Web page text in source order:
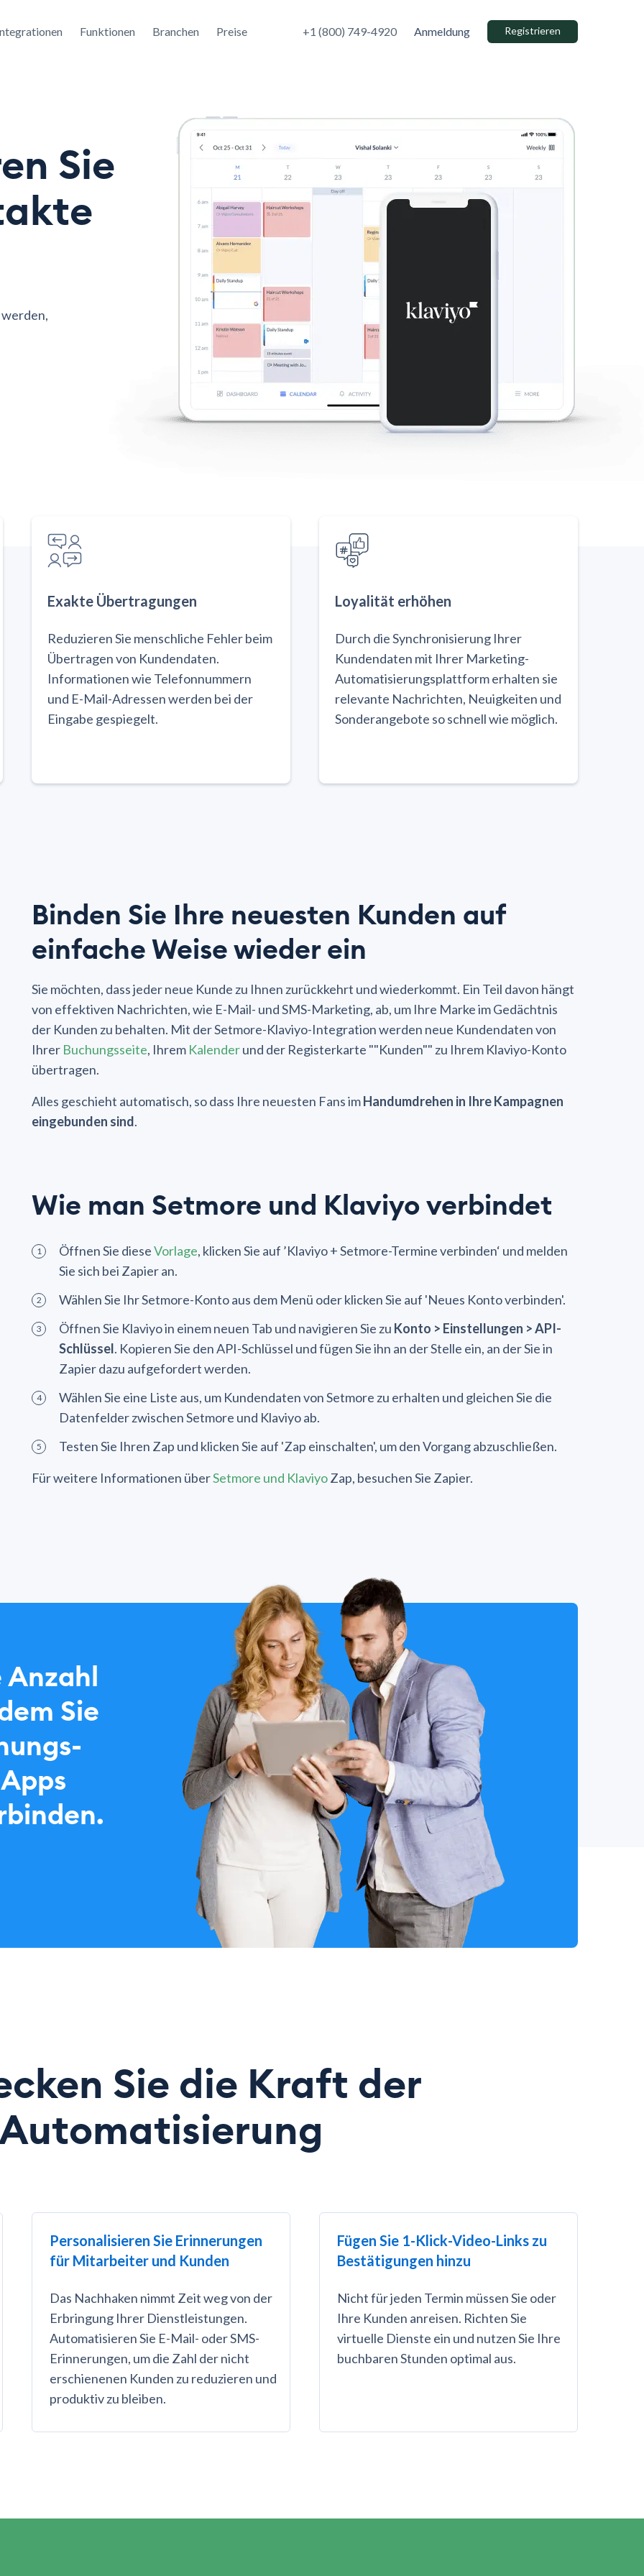
Funktionen Branchen Preise +1 (800) 749-4920 Anmeldung Registrieren
Sie
Exakte Übertragungen
Reduzieren Sie menschliche Fehler beim
Übertragen von Kundendaten.
Informationen wie Telefonnummern
und E-Mail-Adressen werden bei der
Eingabe gespiegelt.
Loyalität erhöhen
Durch die Synchronisierung Ihrer
Kundendaten mit Ihrer Marketing-
Automatisierungsplattform erhalten sie
relevante Nachrichten, Neuigkeiten und
Sonderangebote so schnell wie möglich.
Binden Sie Ihre neuesten Kunden auf
einfache Weise wieder ein
Sie möchten, dass jeder neue Kunde zu Ihnen zurückkehrt und wiederkommt. Ein Teil davon hängt
von effektiven Nachrichten, wie E-Mail- und SMS-Marketing, ab, um Ihre Marke im Gedächtnis
der Kunden zu behalten. Mit der Setmore-Klaviyo-Integration werden neue Kundendaten von
Ihrer Buchungsseite, Ihrem Kalenderund der Registerkarte ""Kunden"" zu Ihrem Klaviyo-Konto
übertragen.
Alles geschieht automatisch, so dass Ihre neuesten Fans imHandumdrehen in Ihre Kampagnen
eingebunden sind.
Wie man Setmore und Klaviyo verbindet
Öffnen Sie dieseVorlage, klicken Sie auf ’Klaviyo + Setmore-Termine verbinden‘ und melden
Sie sich bei Zapier an.
Wählen Sie Ihr Setmore-Konto aus dem Menü oder klicken Sie auf 'Neues Konto verbinden'.
Öffnen Sie Klaviyo in einem neuen Tab und navigieren Sie zu Konto > Einstellungen > API-
Schlüssel. Kopieren Sie den API-Schlüssel und fügen Sie ihn an der Stelle ein, an der Sie in
Zapier dazu aufgefordert werden.
Wählen Sie eine Liste aus, um Kundendaten von Setmore zu erhalten und gleichen Sie die
Datenfelder zwischen Setmore und Klaviyo ab.
Testen Sie Ihren Zap und klicken Sie auf 'Zap einschalten', um den Vorgang abzuschließen.
Für weitere Informationen überSetmore und KlaviyoZap, besuchen Sie Zapier.
Sie
Sie die Kraft der
Personalisieren Sie Erinnerungen
für Mitarbeiter und Kunden
Das Nachhaken nimmt Zeit weg von der
Erbringung Ihrer Dienstleistungen.
Automatisieren Sie E-Mail- oder SMS-
Erinnerungen, um die Zahl der nicht
erschienenen Kunden zu reduzieren und
produktiv zu bleiben.
Fügen Sie 1-Klick-Video-Links zu
Bestätigungen hinzu
Nicht für jeden Termin müssen Sie oder
Ihre Kunden anreisen. Richten Sie
virtuelle Dienste ein und nutzen Sie Ihre
buchbaren Stunden optimal aus.